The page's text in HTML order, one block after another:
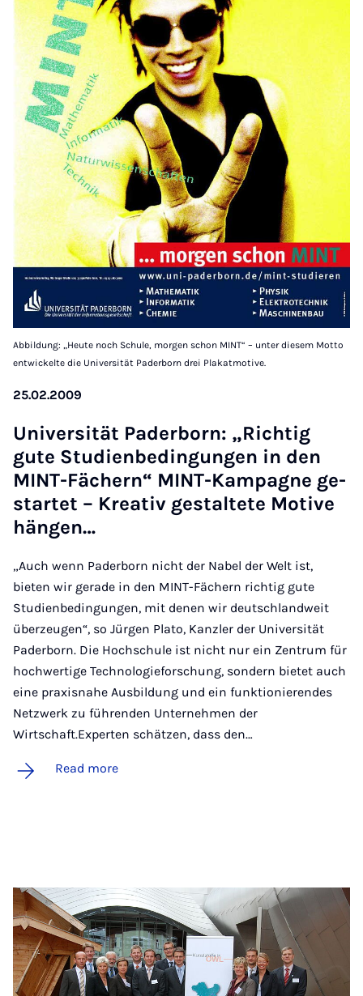
Abbildung: „Heute noch Schule, morgen schon MINT“ – unter diesem Motto
entwickelte die Universität Paderborn drei Plakatmotive.
25.02.2009
Uni­versität Pader­born: „Richtig
gute Stud­i­en­bedin­gun­gen in den
MINT-Fäch­ern“ MINT-Kam­pagne ge­
star­tet – Kreat­iv gestal­tete Motive
hän­gen…
„Auch wenn Paderborn nicht der Nabel der Welt ist,
bieten wir gerade in den MINT-Fächern richtig gute
Studienbedingungen, mit denen wir deutschlandweit
überzeugen“, so Jürgen Plato, Kanzler der Universität
Paderborn. Die Hochschule ist nicht nur ein Zentrum für
hochwertige Technologieforschung, sondern bietet auch
eine praxisnahe Ausbildung und ein funktionierendes
Netzwerk zu führenden Unternehmen der
Wirtschaft.Experten schätzen, dass den…
Read more